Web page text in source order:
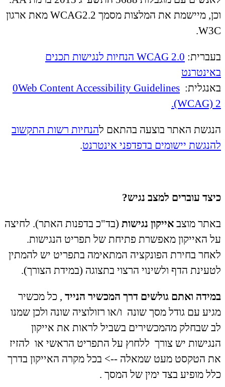
וכן, מיישמת את המלצות מסמך WCAG2.2 מאת ארגון
W3C.
בעברית:
WCAG 2.0 הנחיות לנגישות תכנים
באינטרנט
באנגלית: 0Web Content Accessibility Guidelines
(WCAG) 2.
הנגשת האתר בוצעה בהתאם להנחיות רשות התקשוב
להנגשת יישומים בדפדפני אינטרנט.
כיצד עוברים למצב נגיש?
באתר מוצב אייקון נגישות (בד"כ בדפנות האתר). לחיצה
על האייקון מאפשרת פתיחת של תפריט הנגישות.
לאחר בחירת הפונקציה המתאימה בתפריט יש להמתין
לטעינת הדף ולשינוי הרצוי בתצוגה (במידת הצורך).
במידה ואתם גולשים דרך המכשיר הנייד , כל מכשיר
מגיע עם גודל מסך שונה ו/או רזולוציה שונה ולכן שמנו
לב שבחלק מהמכשירים בשביל לראות את אייקון
הנגישות יש צורך ללחוץ על התפריט הראשי או להזיז
את הטקסט מעט שמאלה --> בכל מקרה האייקון בדרך
כלל מופיע בצד ימין של המסך .